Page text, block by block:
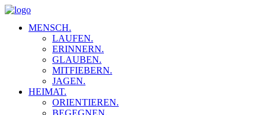
MENSCH.
LAUFEN.
ERINNERN.
GLAUBEN.
MITFIEBERN.
JAGEN.
HEIMAT.
ORIENTIEREN.
BEGEGNEN.